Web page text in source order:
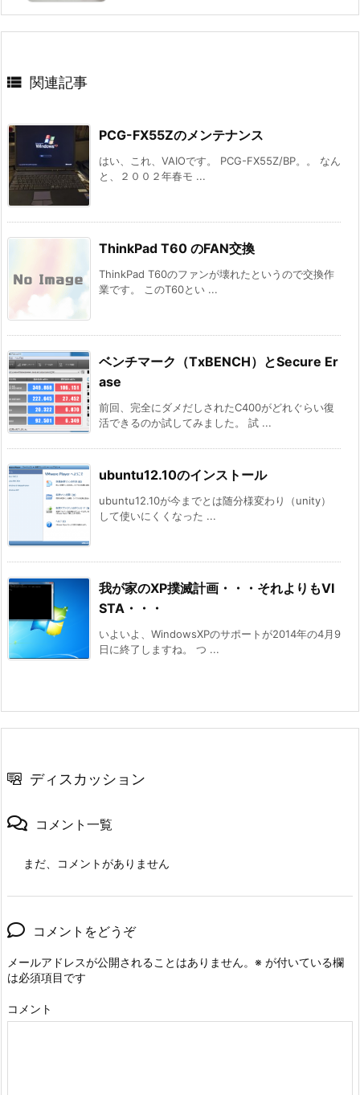
 関連記事
PCG-FX55Zのメンテナンス
はい、これ、VAIOです。 PCG-FX55Z/BP。。 なん
と、２００２年春モ ...
ThinkPad T60 のFAN交換
ThinkPad T60のファンが壊れたというので交換作
業です。 このT60とい ...
ベンチマーク（TxBENCH）とSecure Er
ase
前回、完全にダメだしされたC400がどれぐらい復
活できるのか試してみました。 試 ...
ubuntu12.10のインストール
ubuntu12.10が今までとは随分様変わり（unity）
して使いにくくなった ...
我が家のXP撲滅計画・・・それよりもVI
STA・・・
いよいよ、WindowsXPのサポートが2014年の4月9
日に終了しますね。 つ ...
ディスカッション
コメント一覧
まだ、コメントがありません
コメントをどうぞ
メールアドレスが公開されることはありません。 ※ が付いている欄
は必須項目です
コメント